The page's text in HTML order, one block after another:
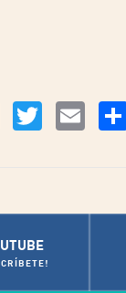
FacebookTwitter Email